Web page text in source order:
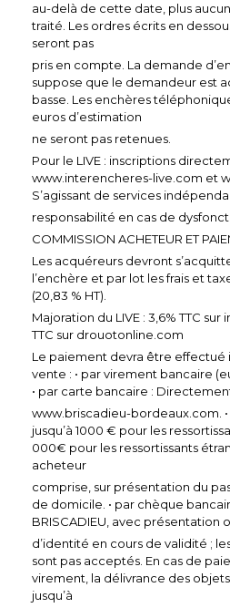
au-delà de cette date, plus
traité. Les ordres écrits en
seront pas
pris en compte. La demande
suppose que le demandeur est
basse. Les enchères
euros d’estimation
ne seront pas retenues.
Pour le LIVE : inscriptions
www.interencheres-live.com et
S’agissant de services
responsabilité en cas de
COMMISSION ACHETEUR ET
Les acquéreurs devront
l’enchère et par lot les frais et
(20,83 % HT).
Majoration du LIVE : 3,6% TTC
TTC sur drouotonline.com
Le paiement devra être
vente : • par virement bancaire
• par carte bancaire :
www.briscadieu-bordeaux.com.
jusqu’à 1000 € pour les
000€ pour les ressortissants
acheteur
comprise, sur présentation du
de domicile. • par chèque
BRISCADIEU, avec présentation
d’identité en cours de validité ;
sont pas acceptés. En cas de
virement, la délivrance des
jusqu’à